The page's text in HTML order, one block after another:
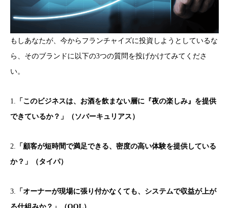
もしあなたが、今からフランチャイズに投資しようとしているな
ら、そのブランドに以下の3つの質問を投げかけてみてくださ
い。
1. 「このビジネスは、お酒を飲まない層に『夜の楽しみ』を提供
できているか？」（ソバーキュリアス）
2. 「顧客が短時間で満足できる、密度の高い体験を提供している
か？」（タイパ）
3. 「オーナーが現場に張り付かなくても、システムで収益が上が